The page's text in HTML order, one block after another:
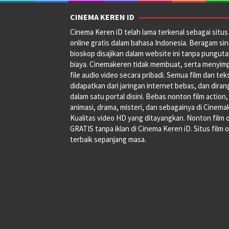
CINEMA KEREN ID
Cinema Keren iD telah lama terkenal sebagai
online gratis dalam bahasa Indonesia. Beragam
bioskop disajikan dalam website ini tanpa
biaya. Cinemakeren tidak membuat, serta
file audio video secara pribadi. Semua film dan
didapatkan dari jaringan internet bebas, dan
dalam satu portal disini. Bebas nonton film action,
animasi, drama, misteri, dan sebagainya di
Kualitas video HD yang ditayangkan. Nonton film
GRATIS tanpa iklan di Cinema Keren iD. Situs film
terbaik sepanjang masa.